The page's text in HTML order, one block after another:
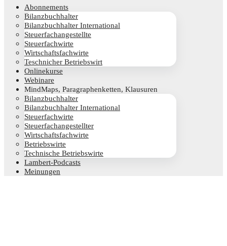
Abon­ne­ments
Bilanz­buch­hal­ter
Bilanz­buch­hal­ter International
Steu­er­fach­an­ge­stell­te
Steu­er­fach­wir­te
Wirt­schafts­fach­wir­te
Teschni­cher Betriebswirt
Online­kur­se
Web­i­na­re
Mind­Maps, Para­gra­phen­ket­ten, Klausuren
Bilanz­buch­hal­ter
Bilanz­buch­hal­ter International
Steu­er­fach­wir­te
Steu­er­fach­an­ge­stell­ter
Wirt­schafts­fach­wir­te
Betriebs­wir­te
Tech­ni­sche Betriebswirte
Lam­­bert-Pod­­casts
Mei­nun­gen